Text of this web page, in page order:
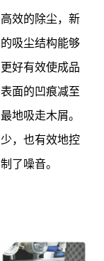
高效的除尘，新
的吸尘结构能够
更好有效使成品
表面的凹痕减至
最地吸走木屑。
少，也有效地控
制了噪音。